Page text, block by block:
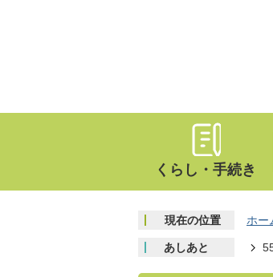
くらし・手続き
現在の位置 ホー
あしあと